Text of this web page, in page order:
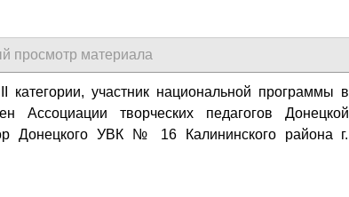
просмотр материала
категории, участник национальной программы в
Ассоциации творческих педагогов Донецкой
Донецкого УВК № 16 Калининского района г.